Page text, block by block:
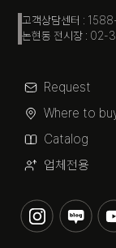
고객상담센터 :
논현동 전시장 :
Request
Where to
Catalog
업체전용